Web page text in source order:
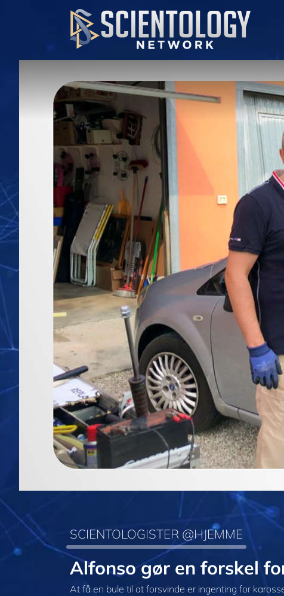
SCIENTOLOGISTER @HJEMME
Alfonso gør en forskel
At få en bule til at forsvinde er ingenting for